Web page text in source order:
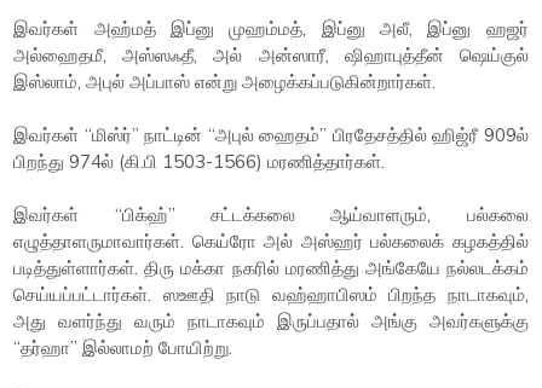
இவர்கள் அஹ்மத் இப்னு முஹம்மத், இப்னு அலீ, இப்னு ஹஜர்
அல்ஹைதமீ, அஸ்ஸஃதீ, அல் அன்ஸாரீ, ஷிஹாபுத்தீன் ஷெய்குல்
இஸ்லாம், அபுல் அப்பாஸ் என்று அழைக்கப்படுகின்றார்கள்.
இவர்கள் “மிஸ்ர்” நாட்டின் “அபுல் ஹைதம்” பிரதேசத்தில் ஹிஜ்ரீ 909ல்
பிறந்து 974ல் (கி.பி 1503-1566) மரணித்தார்கள்.
இவர்கள் “பிக்ஹ்” சட்டக்கலை ஆய்வாளரும், பல்கலை
எழுத்தாளருமாவார்கள். கெய்ரோ அல் அஸ்ஹர் பல்கலைக் கழகத்தில்
படித்துள்ளார்கள். திரு மக்கா நகரில் மரணித்து அங்கேயே நல்லடக்கம்
செய்யப்பட்டார்கள். ஸஊதி நாடு வஹ்ஹாபிஸம் பிறந்த நாடாகவும்,
அது வளர்ந்து வரும் நாடாகவும் இருப்பதால் அங்கு அவர்களுக்கு
“தர்ஹா” இல்லாமற் போயிற்று.